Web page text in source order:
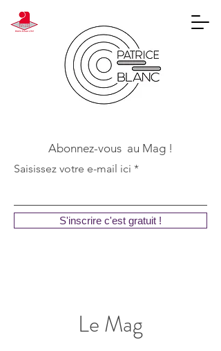
Abonnez-vous au Mag !
Saisissez votre e-mail ici
S'inscrire c'est gratuit !
Le Mag